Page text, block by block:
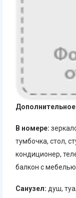
В номере:
тумбочка, стол,
кондиционер,
балкон с мебелью.
Санузел: душ,